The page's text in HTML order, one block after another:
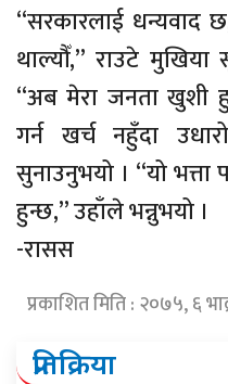
“सरकारलाई धन्यवाद
थाल्यौँ,” राउटे मुखिया
“अब मेरा जनता खुशी
गर्न खर्च नहुँदा
सुनाउनुभयो । “यो भत्ता
हुन्छ,” उहाँले भन्नुभयो ।
-रासस
प्रकाशित मिति : २०७५, ६
प्रतिक्रिया